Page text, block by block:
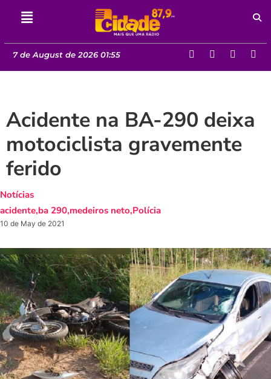
7 de August de 2026 01:55
Acidente na BA-290 deixa
motociclista gravemente
ferido
Notícias
acidente,ba 290,medeiros neto,Polícia
10 de May de 2021